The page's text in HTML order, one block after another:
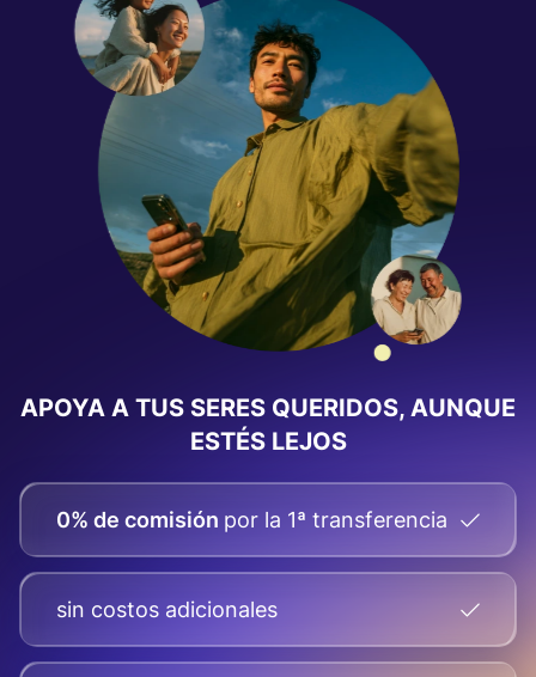
APOYA A TUS SERES QUERIDOS, AUNQUE
ESTÉS LEJOS
0% de comisión por la 1ª transferencia
sin costos adicionales